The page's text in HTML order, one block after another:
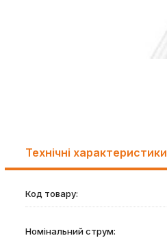
Технічні характеристики
Код товару:
Номінальний струм: